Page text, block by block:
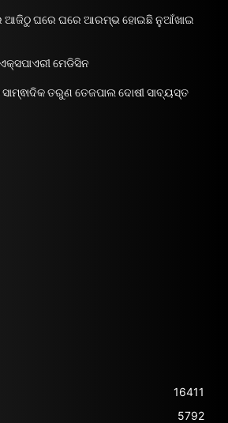
ଆଜିଠୁ ଘରେ ଘରେ ଆରମ୍ଭ ହୋଇଛି ନୁଆଁଖାଇ
ମେଡିସିନ
ସାମ୍ଵାଦିକ ତରୁଣ ତେଜପାଲ ଦୋଷୀ ସାବ୍ୟସ୍ତ
16411
5792